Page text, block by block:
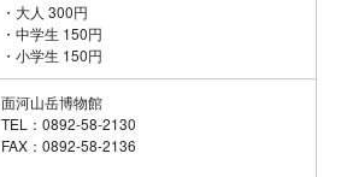
・大人 300円
・中学生 150円
・小学生 150円
面河山岳博物館
TEL：0892-58-2130
FAX：0892-58-2136